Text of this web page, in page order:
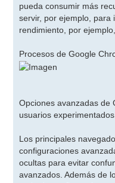
pueda consumir más
servir, por ejemplo, para
rendimiento, por
Procesos de Google
Opciones avanzadas de
usuarios experimentados
Los principales
configuraciones
ocultas para evitar
avanzados. Además de